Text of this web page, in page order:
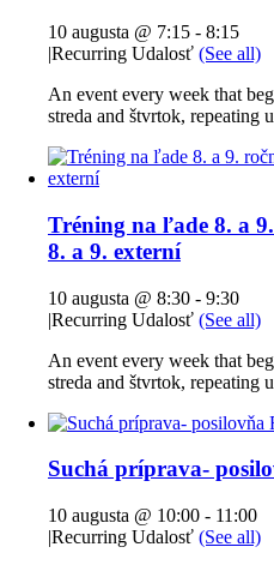
10 augusta @ 7:15 - 8:15
|Recurring Udalosť (See all)
An event every week that
streda and štvrtok, repeating
Tréning na ľade 8. a
8. a 9. externí
10 augusta @ 8:30 - 9:30
|Recurring Udalosť (See all)
An event every week that
streda and štvrtok, repeating
Suchá príprava-
10 augusta @ 10:00 - 11:00
|Recurring Udalosť (See all)